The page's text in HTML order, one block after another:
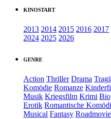
KINOSTART
2013 2014 2015 2016 2017
2024 2025 2026
GENRE
Action Thriller Drama
Komödie Romanze
Musik Kriegsfilm Krimi
Erotik Romantische
Musical Fantasy Roadmovie